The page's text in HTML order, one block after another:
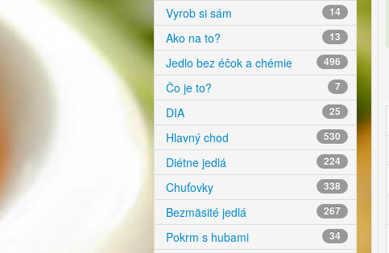
Vyrob si sám 14
Ako na to? 13
Jedlo bez éčok a chémie 496
Čo je to? 7
DIA 25
Hlavný chod 530
Diétne jedlá 224
Chuťovky 338
Bezmäsité jedlá 267
Pokrm s hubami 34